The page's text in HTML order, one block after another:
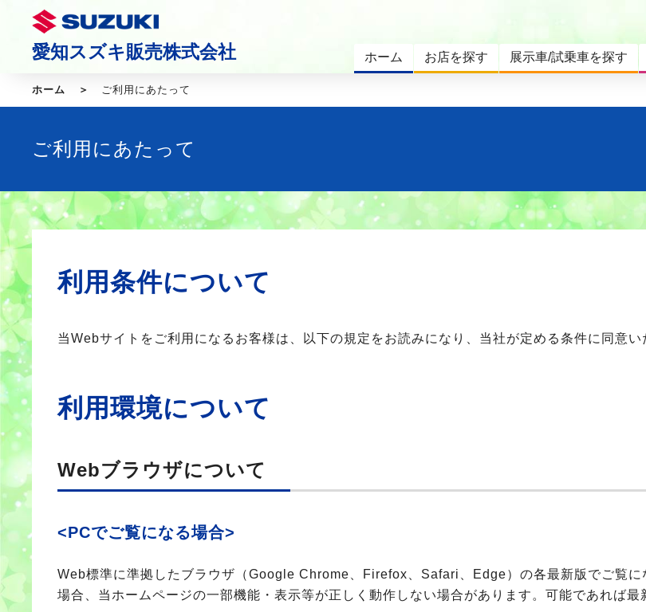
愛知スズキ販売株式会社 ホーム お店を探す 展示車/試乗車を探す
ホーム ご利用にあたって
ご利用にあたって
利用条件について
当Webサイトをご利用になるお客様は、以下の規定をお読みになり、当社が定める条件に同意い
利用環境について
Webブラウザについて
<PCでご覧になる場合>
Web標準に準拠したブラウザ（Google Chrome、Firefox、Safari、Edge）の各最新版でご覧
場合、当ホームページの一部機能・表示等が正しく動作しない場合があります。可能であれば最